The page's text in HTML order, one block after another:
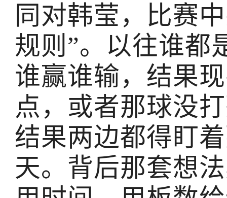
同对韩莹，比赛
规则”。以往谁都
谁赢谁输，结果
点，或者那球没
结果两边都得盯
天。背后那套想